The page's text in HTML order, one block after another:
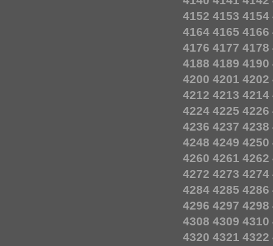
4152 4153 4154
4164 4165 4166
4176 4177 4178
4188 4189 4190
4200 4201 4202
4212 4213 4214
4224 4225 4226
4236 4237 4238
4248 4249 4250
4260 4261 4262
4272 4273 4274
4284 4285 4286
4296 4297 4298
4308 4309 4310
4320 4321 4322